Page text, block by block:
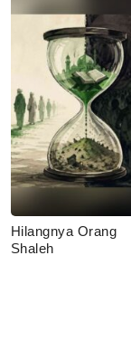
Hilangnya Orang
Shaleh